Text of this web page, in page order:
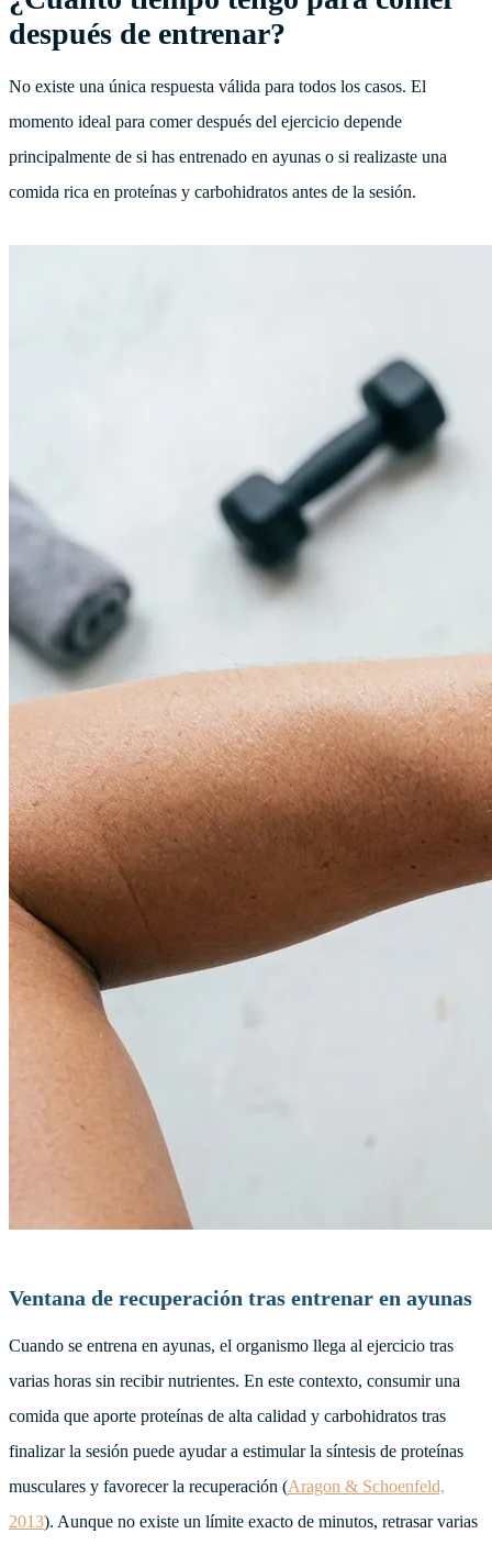
después de entrenar?
No existe una única respuesta válida para todos los casos. El
momento ideal para comer después del ejercicio depende
principalmente de si has entrenado en ayunas o si realizaste una
comida rica en proteínas y carbohidratos antes de la sesión.
Ventana de recuperación tras entrenar en ayunas
Cuando se entrena en ayunas, el organismo llega al ejercicio tras
varias horas sin recibir nutrientes. En este contexto, consumir una
comida que aporte proteínas de alta calidad y carbohidratos tras
finalizar la sesión puede ayudar a estimular la síntesis de proteínas
musculares y favorecer la recuperación (Aragon & Schoenfeld,
2013). Aunque no existe un límite exacto de minutos, retrasar varias